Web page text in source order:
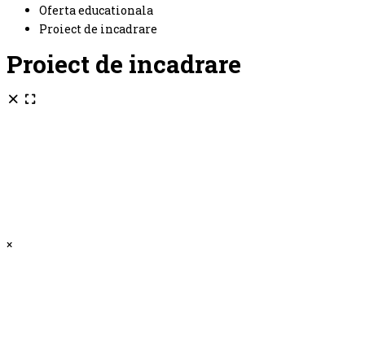
Oferta educationala
Proiect de incadrare
Proiect de incadrare
×